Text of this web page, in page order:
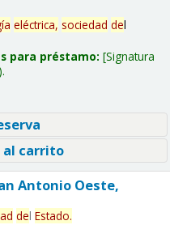
eléctrica, sociedad del
para préstamo: Signatura
carrito
Antonio Oeste,
del Estado.